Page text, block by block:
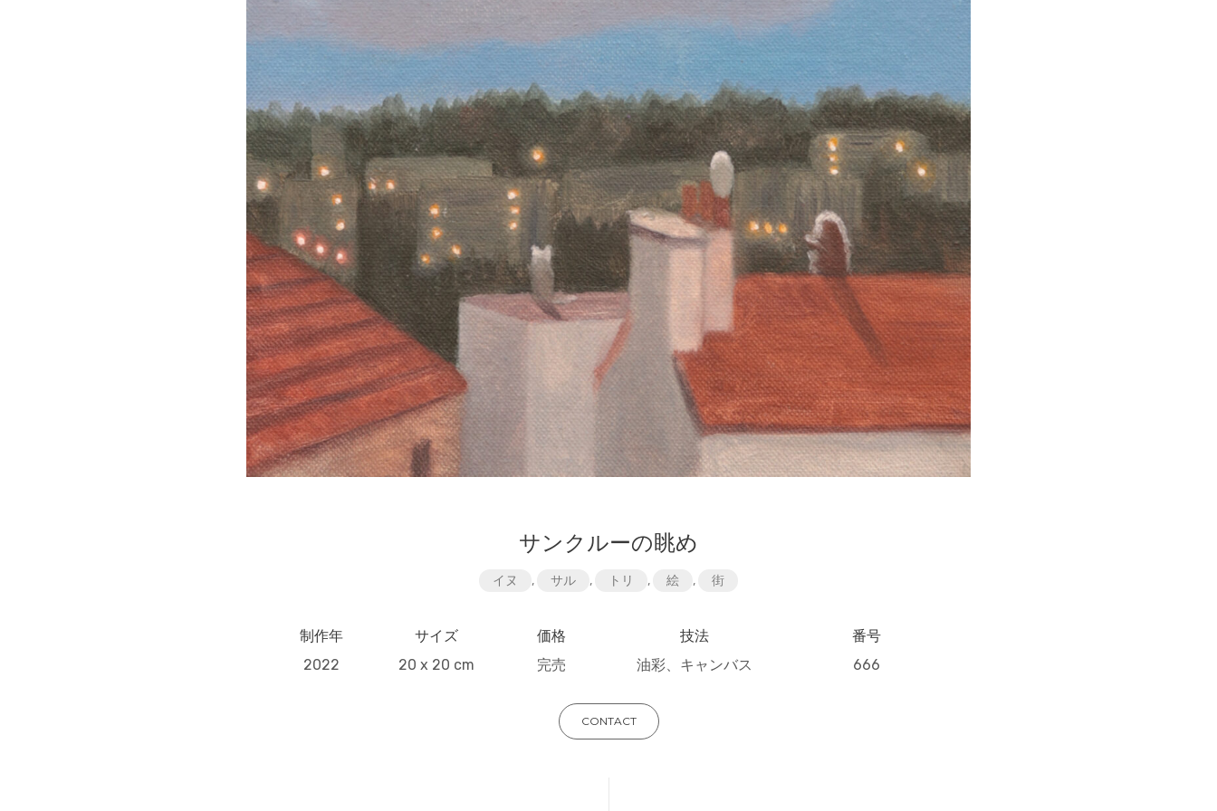
サンクルーの眺め
イヌ , サル , トリ , 絵 , 街
制作年
2022
サイズ
20 x 20 cm
価格
完売
技法
油彩、キャンバス
番号
666
CONTACT